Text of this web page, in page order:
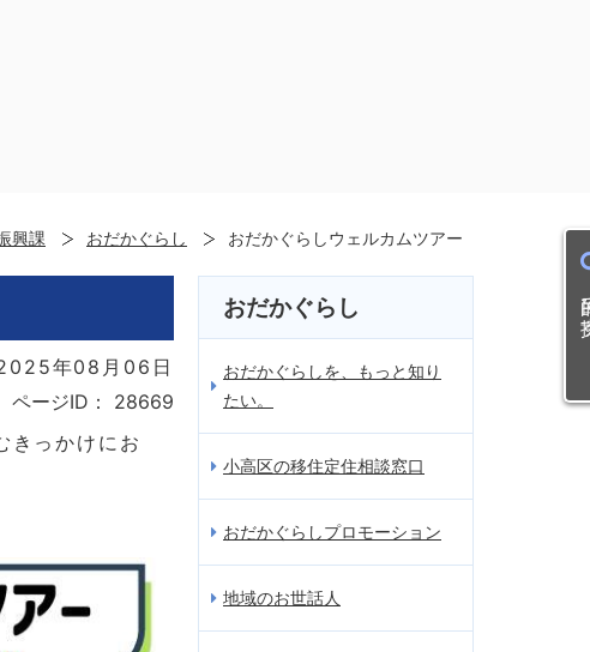
目
興課 おだかぐらし おだかぐらしウェルカムツアー
年08月06日
ページID：
28669
きっかけにお
おだかぐらし
おだかぐらしを、もっと知り
たい。
小高区の移住定住相談窓口
おだかぐらしプロモーション
地域のお世話人